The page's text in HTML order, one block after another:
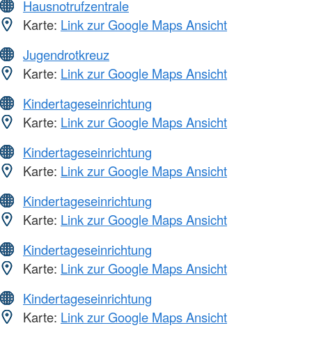
Hausnotrufzentrale
Karte: Link zur Google Maps Ansicht
Jugendrotkreuz
Karte: Link zur Google Maps Ansicht
Kindertageseinrichtung
Karte: Link zur Google Maps Ansicht
Kindertageseinrichtung
Karte: Link zur Google Maps Ansicht
Kindertageseinrichtung
Karte: Link zur Google Maps Ansicht
Kindertageseinrichtung
Karte: Link zur Google Maps Ansicht
Kindertageseinrichtung
Karte: Link zur Google Maps Ansicht